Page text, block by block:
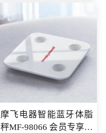
摩飞电器智能蓝牙体脂
秤MF-98066 会员专享价